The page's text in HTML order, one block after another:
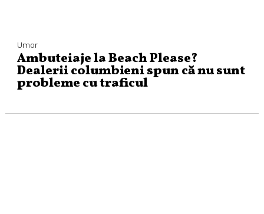
Umor
Ambuteiaje la Beach Please?
Dealerii columbieni spun că nu sunt
probleme cu traficul